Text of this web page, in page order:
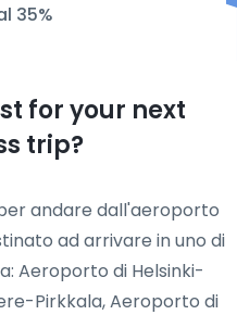
35%
for your next
trip?
andare dall'aeroporto
ad arrivare in uno di
Aeroporto di Helsinki-
Pirkkala, Aeroporto di